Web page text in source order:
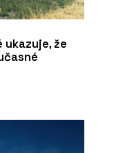
že